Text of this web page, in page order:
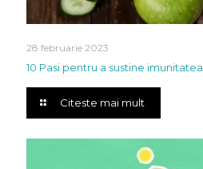
28 februarie 2023
10 Pasi pentru a sustine imunitatea
Citeste mai mult